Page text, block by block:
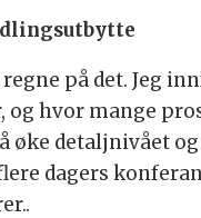
regne på det. Jeg
og hvor mange
øke detaljnivået
dagers